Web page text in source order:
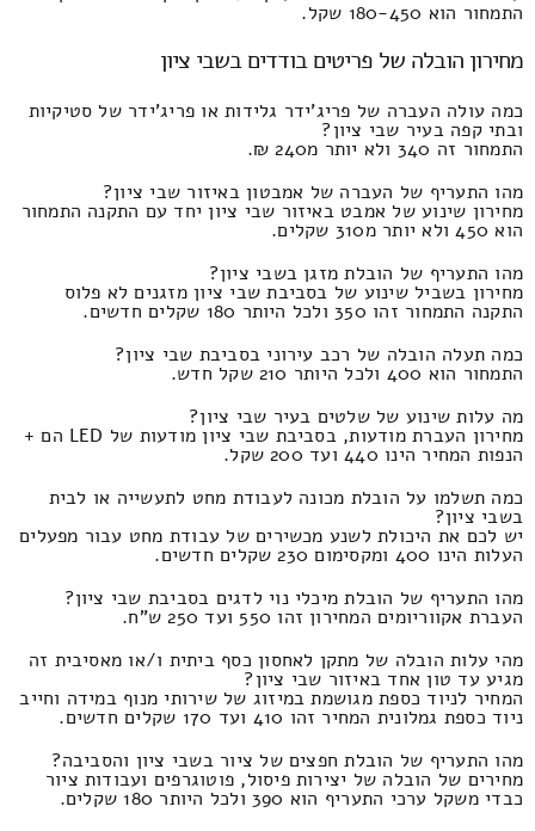
התמחור הוא 180-450 שקל.
מחירון הובלה של פריטים בודדים בשבי ציון
כמה עולה העברה של פריג'ידר גלידות או פריג'ידר של סטיקיות
ובתי קפה בעיר שבי ציון?
התמחור זה 340 ולא יותר מ240 ₪.
מהו התעריף של העברה של אמבטון באיזור שבי ציון?
מחירון שינוע של אמבט באיזור שבי ציון יחד עם התקנה התמחור
הוא 450 ולא יותר מ310 שקלים.
מהו התעריף של הובלת מזגן בשבי ציון?
מחירון בשביל שינוע של בסביבת שבי ציון מזגנים לא פלוס
התקנה התמחור זהו 350 ולכל היותר 180 שקלים חדשים.
כמה תעלה הובלה של רכב עירוני בסביבת שבי ציון?
התמחור הוא 400 ולכל היותר 210 שקל חדש.
מה עלות שינוע של שלטים בעיר שבי ציון?
מחירון העברת מודעות, בסביבת שבי ציון מודעות של LED הם +
הנפות המחיר הינו 440 ועד 200 שקל.
כמה תשלמו על הובלת מכונה לעבודת מחט לתעשייה או לבית
בשבי ציון?
יש לכם את היכולת לשנע מכשירים של עבודת מחט עבור מפעלים
העלות הינו 400 ומקסימום 230 שקלים חדשים.
מהו התעריף של הובלת מיכלי נוי לדגים בסביבת שבי ציון?
העברת אקווריומים המחירון זהו 550 ועד 250 ש"ח.
מהי עלות הובלה של מתקן לאחסון כסף ביתית ו/או מאסיבית זה
מגיע עד טון אחד באיזור שבי ציון?
המחיר לניוד כספת מגושמת במיזוג של שירותי מנוף במידה וחייב
ניוד כספת גמלונית המחיר זהו 410 ועד 170 שקלים חדשים.
מהו התעריף של הובלת חפצים של ציור בשבי ציון והסביבה?
מחירים של הובלה של יצירות פיסול, פוטוגרפים ועבודות ציור
כבדי משקל ערכי התעריף הוא 390 ולכל היותר 180 שקלים.